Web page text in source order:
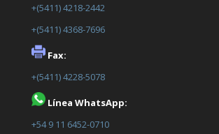
+(5411) 4218-2442
+(5411) 4368-7696
Fax:
+(5411) 4228-5078
Línea WhatsApp:
+54 9 11 6452-0710